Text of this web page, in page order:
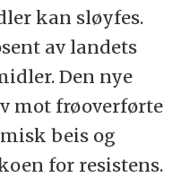
kan sløyfes.
av landets
Den nye
mot frøoverførte
beis og
for resistens.